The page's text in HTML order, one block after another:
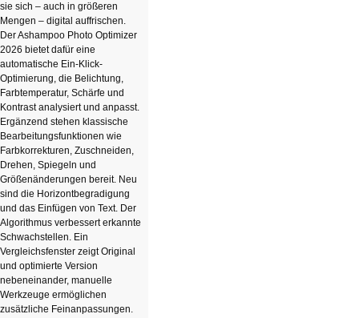
sie sich – auch in größeren
Mengen – digital auffrischen.
Der Ashampoo Photo Optimizer
2026 bietet dafür eine
automatische Ein-Klick-
Optimierung, die Belichtung,
Farbtemperatur, Schärfe und
Kontrast analysiert und anpasst.
Ergänzend stehen klassische
Bearbeitungsfunktionen wie
Farbkorrekturen, Zuschneiden,
Drehen, Spiegeln und
Größenänderungen bereit. Neu
sind die Horizontbegradigung
und das Einfügen von Text. Der
Algorithmus verbessert erkannte
Schwachstellen. Ein
Vergleichsfenster zeigt Original
und optimierte Version
nebeneinander, manuelle
Werkzeuge ermöglichen
zusätzliche Feinanpassungen.